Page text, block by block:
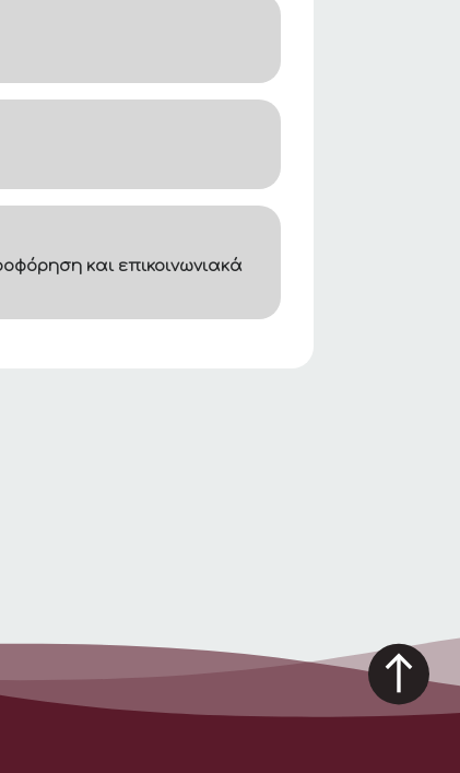
και επικοινωνιακά